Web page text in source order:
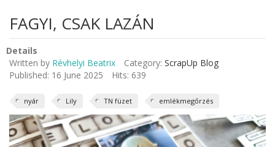
FAGYI, CSAK LAZÁN
Details
Written by Révhelyi Beatrix Category: ScrapUp Blog
Published: 16 June 2025
Hits: 639
nyár Lily TN füzet emlékmegőrzés